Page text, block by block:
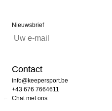
Nieuwsbrief
Contact
info@keepersport.be
+43 676 7664611
Chat met ons